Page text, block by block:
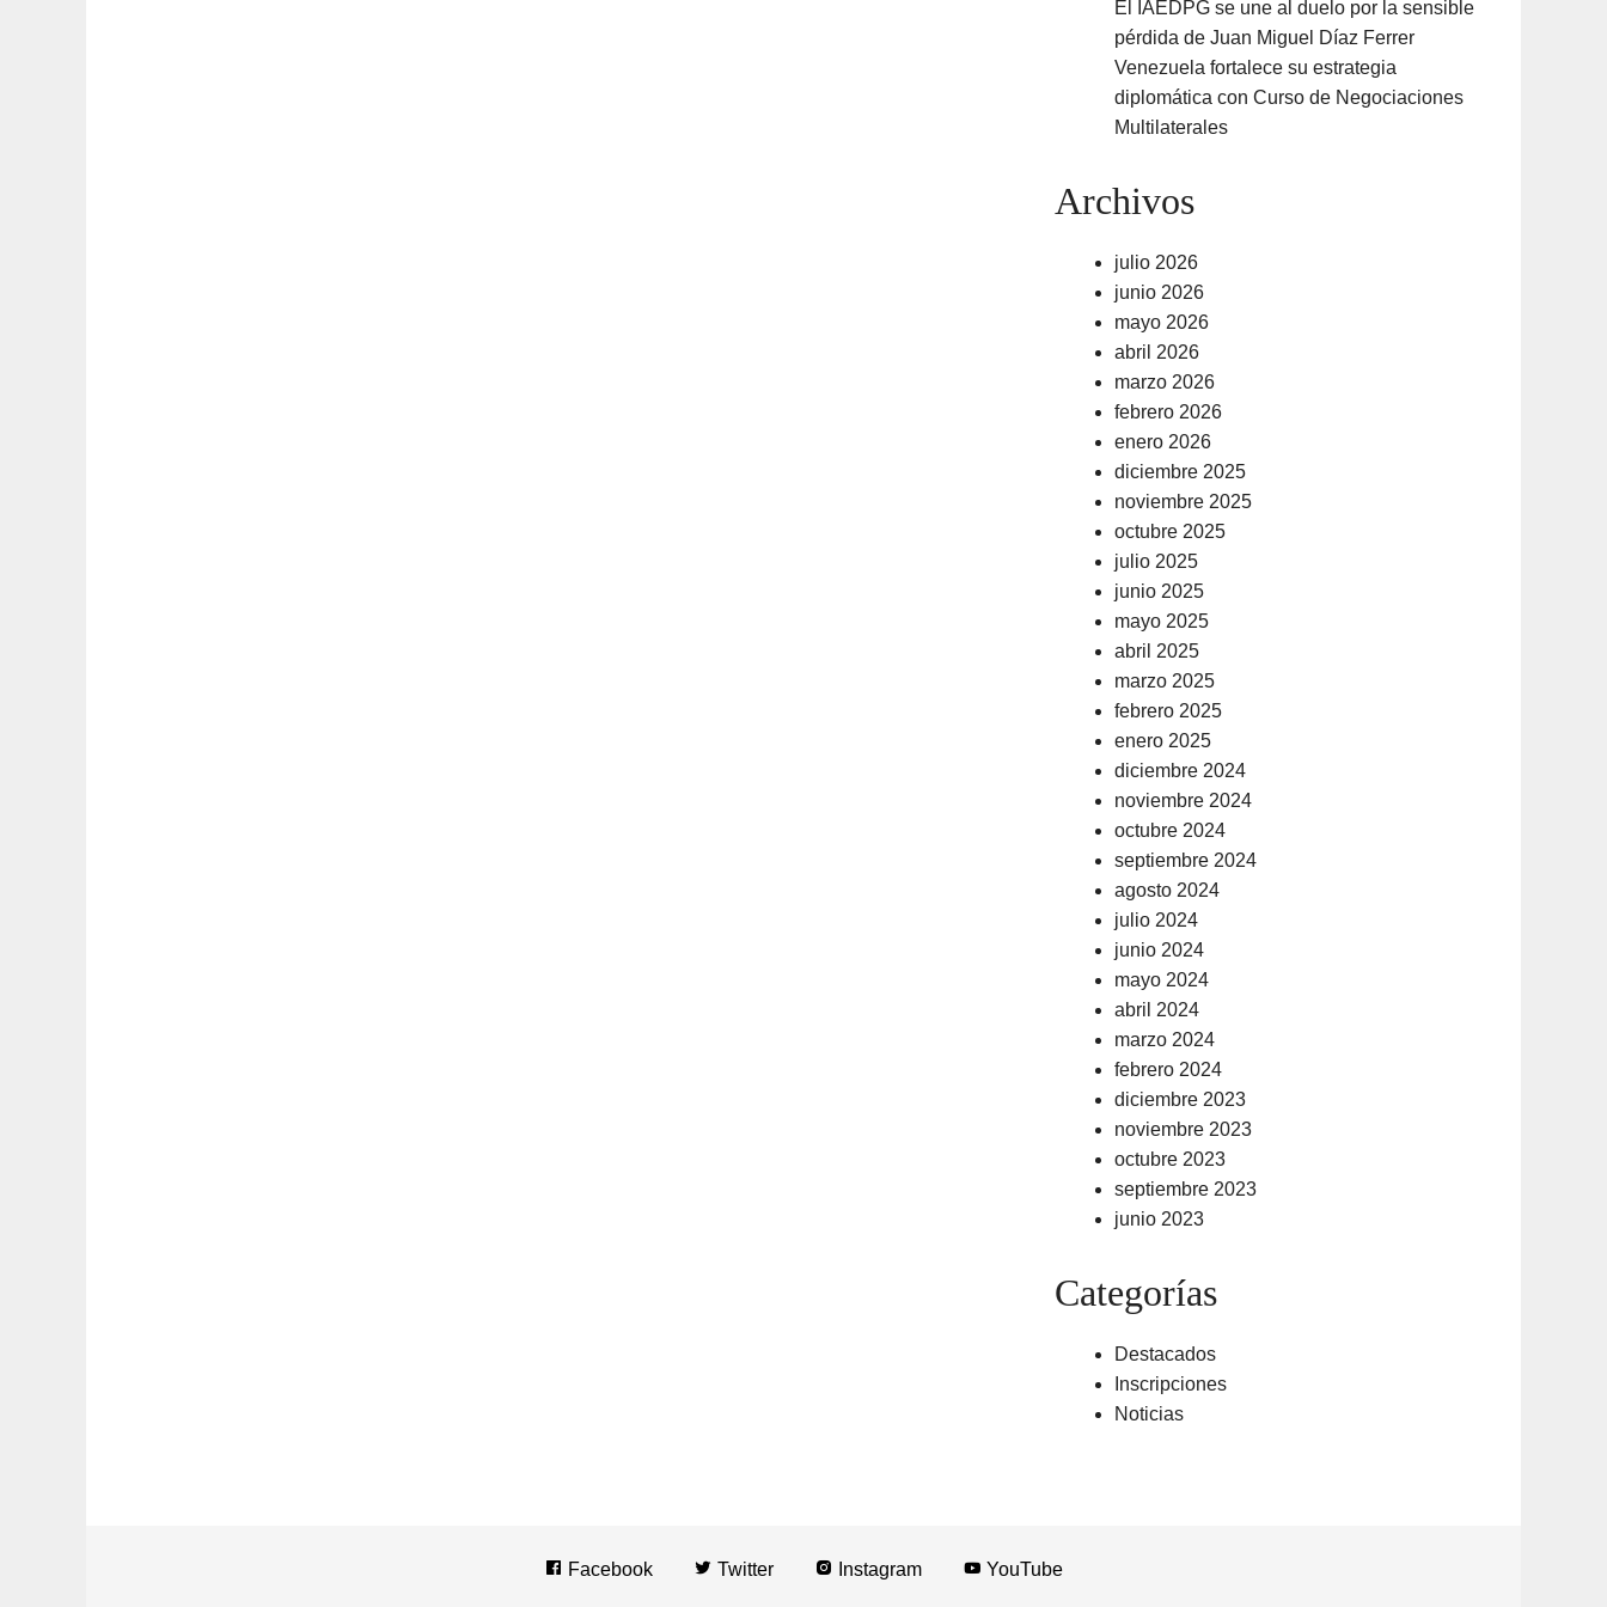
El IAEDPG se une al duelo por la sensible
pérdida de Juan Miguel Díaz Ferrer
Venezuela fortalece su estrategia
diplomática con Curso de Negociaciones
Multilaterales
Archivos
julio 2026
junio 2026
mayo 2026
abril 2026
marzo 2026
febrero 2026
enero 2026
diciembre 2025
noviembre 2025
octubre 2025
julio 2025
junio 2025
mayo 2025
abril 2025
marzo 2025
febrero 2025
enero 2025
diciembre 2024
noviembre 2024
octubre 2024
septiembre 2024
agosto 2024
julio 2024
junio 2024
mayo 2024
abril 2024
marzo 2024
febrero 2024
diciembre 2023
noviembre 2023
octubre 2023
septiembre 2023
junio 2023
Categorías
Destacados
Inscripciones
Noticias
Facebook Twitter Instagram YouTube